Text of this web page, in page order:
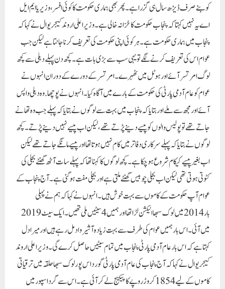
کو بنے صرف ڈیڑھ سال ہی گزرا ہے۔ پھر بھی ہماری حکومت کا کوئی افسر، وزیر یا ایم ایل
اے یہ نہیں کہتا کہ پنجاب حکومت کا خزانہ خالی ہے۔وزیر اعلی اروند کیجریوال نے کہا کہ
پنجاب میں ہماری حکومت ہے۔ ہر کوئی اپنی حکومت کی تعریف کرنا جانتا ہے لیکن جب
عوام اس کی تعریف کرنے لگے تو یہی سب سے بڑی بات ہے۔ کچھ دن پہلے دہلی سے کچھ
لوگ امرتسر آئے اور ہوٹل میں ٹھہرے۔ امرتسر کے دورے کے دوران انہوں نے
عوام کو عام آدمی پارٹی کی حکومت کے بارے میں آگاہ کیا۔انہوں نے پوچھا. وہ دہلی واپس
آئے اور مجھ سے ملے اور بتایا کہ پنجاب میں بہت سے لوگوں نے بتایا کہ پہلے جب وہ تھانے
جاتے تھے تو پولیس والوں کو پیسے دینے پڑتے تھے، لیکن اب پیسے نہیں دینے پڑتے۔ کچھ
لوگوں نے بتایا کہ پہلے سرکاری دفاتر میں کام نہیں ہوتا تھا اور پیسے مانگے جاتے تھے لیکن
اب بغیر پیسے کیکام شروع ہو چکا ہے۔ کچھ لوگوں کا کہنا تھا کہ پہلے سات آٹھ گھنٹے بجلی کی
کٹوتی ہوتی تھی لیکن اب بجلی چوبیس گھنٹے ملتی ہے اور بجلی مفت ہو گئی ہے۔ آج پنجاب کے
عوام آپ حکومت کے کاموں سے بہت خوش ہیں۔ انہوں نے کہا کہ ہم نے پہلی
بار 2014 میں لوک سبھا الیکشن لڑا تھا اور ہمیں 4 سیٹیں ملی تھیں۔ ایک سیٹ 2019
میں آئی۔ اس بارہمیں عوام کی طرف سے بہت زیادہ آشیرواد مل رہے ہیں اور میرا دل
کہتا ہے کہ اس بار عام آدمی پارٹی پنجاب میں تمام سیٹیں حاصل کرے گی۔وزیر اعلی اروند
کیجریوال نے کہا کہ آج پنجاب کی عام آدمی پارٹی گورداس پور لوک سبھا حلقہ میں ترقیاتی
کاموں کے لیے 1854 کروڑ روپے کا پیکیج لے کر آئی ہے۔ اس سے گرداسپور میں